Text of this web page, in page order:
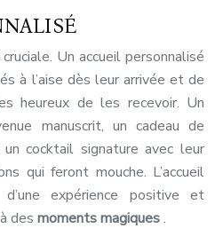
Un accueil personnalisé
à l’aise dès leur arrivée et de
heureux de les recevoir. Un
manuscrit, un cadeau de
cocktail signature avec leur
qui feront mouche. L’accueil
expérience positive et
des moments magiques.